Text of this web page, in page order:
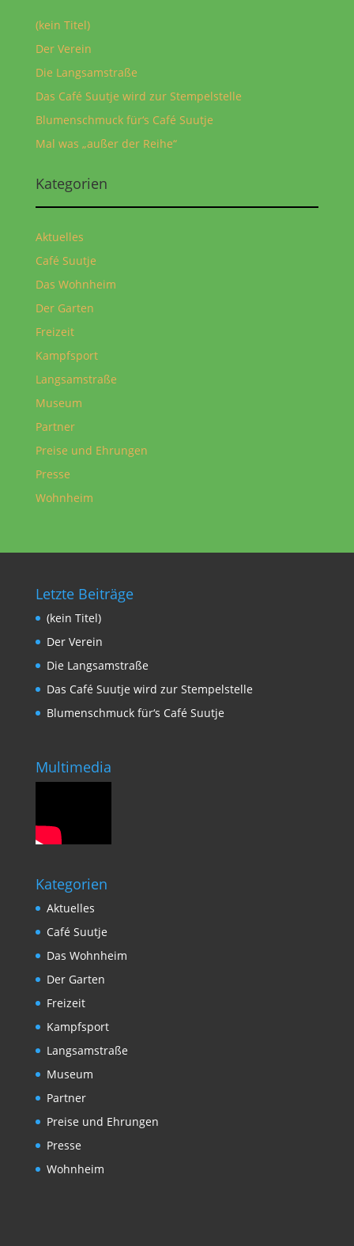
(kein Titel)
Der Verein
Die Langsamstraße
Das Café Suutje wird zur Stempelstelle
Blumenschmuck für‘s Café Suutje
Mal was „außer der Reihe“
Kategorien
Aktuelles
Café Suutje
Das Wohnheim
Der Garten
Freizeit
Kampfsport
Langsamstraße
Museum
Partner
Preise und Ehrungen
Presse
Wohnheim
Letzte Beiträge
(kein Titel)
Der Verein
Die Langsamstraße
Das Café Suutje wird zur Stempelstelle
Blumenschmuck für‘s Café Suutje
Multimedia
Kategorien
Aktuelles
Café Suutje
Das Wohnheim
Der Garten
Freizeit
Kampfsport
Langsamstraße
Museum
Partner
Preise und Ehrungen
Presse
Wohnheim